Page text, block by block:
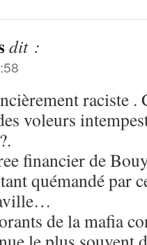
dit :
raciste .
voleurs
financier de
quémandé par
de la mafia